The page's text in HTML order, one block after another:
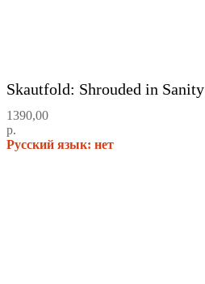
Skautfold: Shrouded in Sanity
1390,00
р.
Русский язык: нет